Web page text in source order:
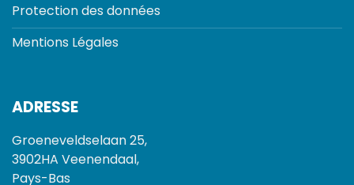
Protection des données
Mentions Légales
ADRESSE
Groeneveldselaan 25,
3902HA Veenendaal,
Pays-Bas